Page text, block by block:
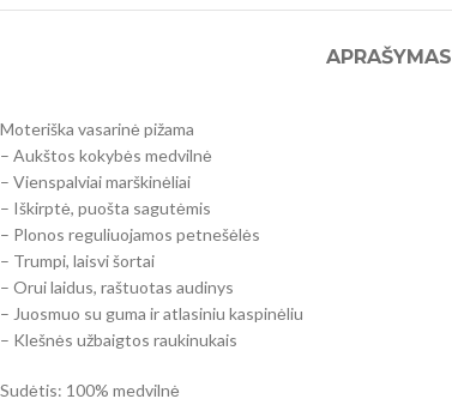
APRAŠYMAS
Moteriška vasarinė pižama
– Aukštos kokybės medvilnė
– Vienspalviai marškinėliai
– Iškirptė, puošta sagutėmis
– Plonos reguliuojamos petnešėlės
– Trumpi, laisvi šortai
– Orui laidus, raštuotas audinys
– Juosmuo su guma ir atlasiniu kaspinėliu
– Klešnės užbaigtos raukinukais
Sudėtis: 100% medvilnė